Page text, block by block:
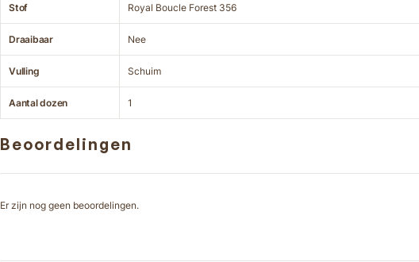
Stof Royal Boucle Forest 356
Draaibaar Nee
Vulling Schuim
Aantal dozen 1
Beoordelingen
Er zijn nog geen beoordelingen.